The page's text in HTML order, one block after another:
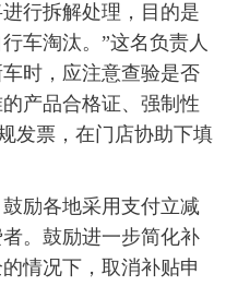
行拆解处理，目的是
车淘汰。”这名负责人
时，应注意查验是否
产品合格证、强制性
发票，在门店协助下填
励各地采用支付立减
。鼓励进一步简化补
情况下，取消补贴申